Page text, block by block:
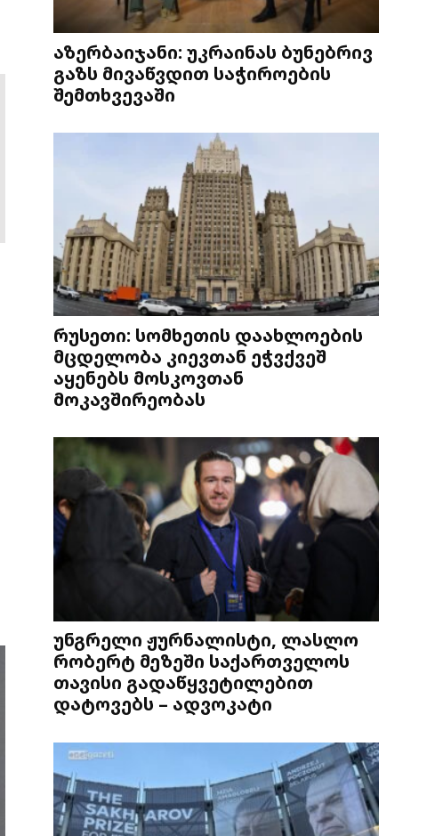
აზერბაიჯანი: უკრაინას ბუნებრივ
გაზს მივაწვდით საჭიროების
შემთხვევაში
რუსეთი: სომხეთის დაახლოების
მცდელობა კიევთან ეჭვქვეშ
აყენებს მოსკოვთან
მოკავშირეობას
უნგრელი ჟურნალისტი, ლასლო
რობერტ მეზეში საქართველოს
თავისი გადაწყვეტილებით
დატოვებს – ადვოკატი